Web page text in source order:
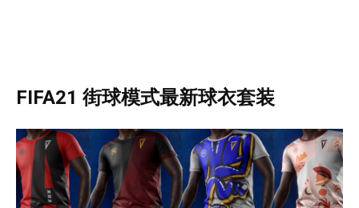
FIFA21 街球模式最新球衣套装